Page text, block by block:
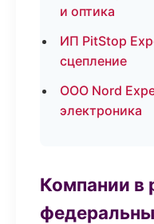
и оптика
ИП PitStop
сцепление
ООО Nord
электроника
Компании